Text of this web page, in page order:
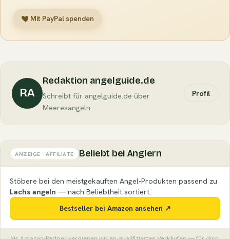
Mit PayPal spenden
RA
Redaktion angelguide.de
Schreibt für angelguide.de über
Meeresangeln.
Profil
ANZEIGE · AFFILIATE Beliebt bei Anglern
Stöbere bei den meistgekauften Angel-Produkten passend zu
Lachs angeln — nach Beliebtheit sortiert.
Bestseller bei Amazon ansehen ↗